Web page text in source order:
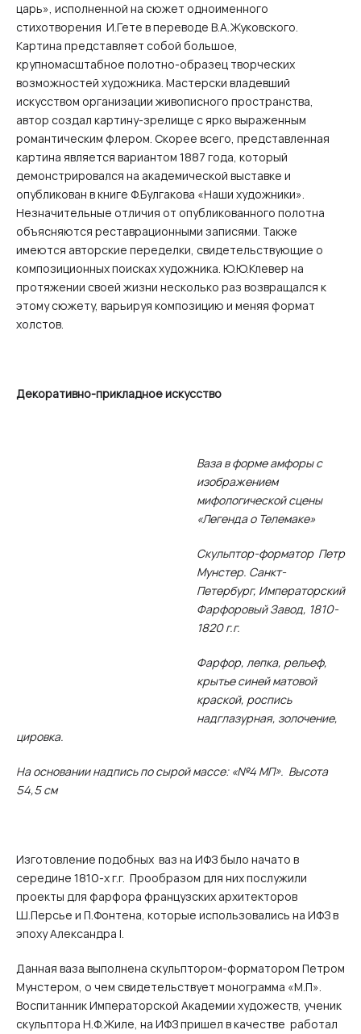
царь», исполненной на сюжет одноименного
стихотворения И.Гете в переводе В.А.Жуковского.
Картина представляет собой большое,
крупномасштабное полотно-образец творческих
возможностей художника. Мастерски владевший
искусством организации живописного пространства,
автор создал картину-зрелище с ярко выраженным
романтическим флером. Скорее всего, представленная
картина является вариантом 1887 года, который
демонстрировался на академической выставке и
опубликован в книге Ф.Булгакова «Наши художники».
Незначительные отличия от опубликованного полотна
объясняются реставрационными записями. Также
имеются авторские переделки, свидетельствующие о
композиционных поисках художника. Ю.Ю.Клевер на
протяжении своей жизни несколько раз возвращался к
этому сюжету, варьируя композицию и меняя формат
холстов.
Декоративно-прикладное искусство
Ваза в форме амфоры с
изображением
мифологической сцены
«Легенда о Телемаке»
Скульптор-форматор Петр
Мунстер. Санкт-
Петербург, Императорский
Фарфоровый Завод, 1810-
1820 г.г.
Фарфор, лепка, рельеф,
крытье синей матовой
краской, роспись
надглазурная, золочение,
цировка.
На основании надпись по сырой массе: «№4 МП». Высота
54,5 см
Изготовление подобных ваз на ИФЗ было начато в
середине 1810-х г.г. Прообразом для них послужили
проекты для фарфора французских архитекторов
Ш.Персье и П.Фонтена, которые использовались на ИФЗ в
эпоху Александра I.
Данная ваза выполнена скульптором-форматором Петром
Мунстером, о чем свидетельствует монограмма «М.П».
Воспитанник Императорской Академии художеств, ученик
скульптора Н.Ф.Жиле, на ИФЗ пришел в качестве работал